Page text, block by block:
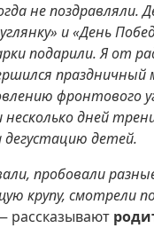
не поздравляли.
и «День
подарили. Я от
фронтового
дней
дегустацию детей.
пробовали
крупу, смотрели
рассказывают